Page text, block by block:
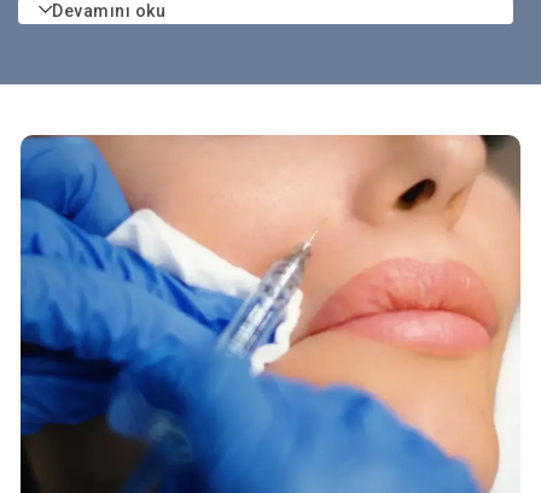
Devamını oku